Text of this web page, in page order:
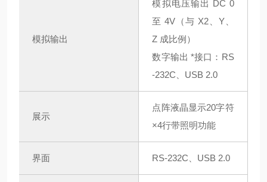
模拟输出
模拟电压输出 DC 0
至 4V（与 X2、Y、
Z 成比例）
数字输出 *接口：RS
-232C、USB 2.0
展示
点阵液晶显示20字符
×4行带照明功能
界面 RS-232C、USB 2.0